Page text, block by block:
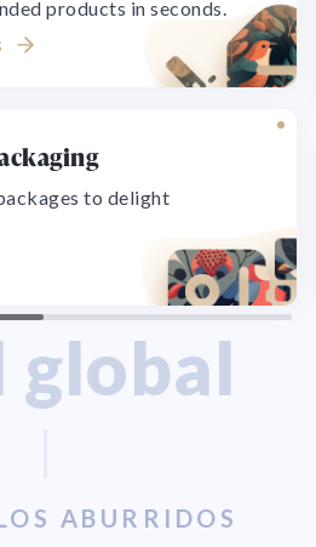
products in seconds.
to delight
global
ABURRIDOS